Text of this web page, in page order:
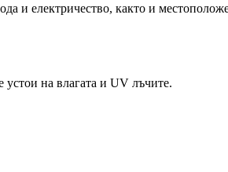
и електричество, както и
устои на влагата и UV лъчите.